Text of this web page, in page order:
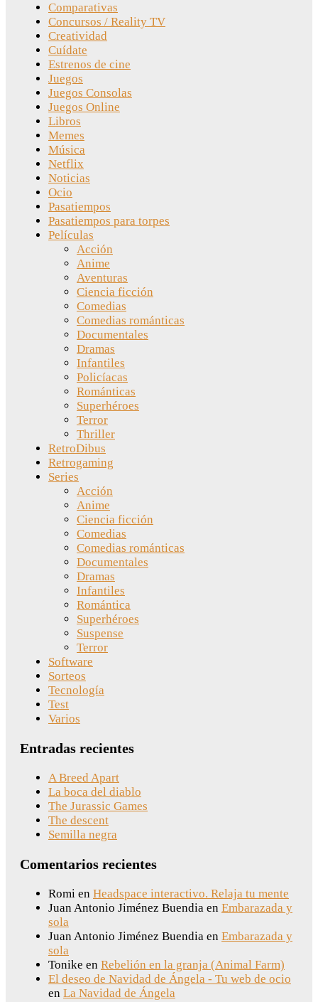
Comparativas
Concursos / Reality TV
Creatividad
Cuídate
Estrenos de cine
Juegos
Juegos Consolas
Juegos Online
Libros
Memes
Música
Netflix
Noticias
Ocio
Pasatiempos
Pasatiempos para torpes
Películas
Acción
Anime
Aventuras
Ciencia ficción
Comedias
Comedias románticas
Documentales
Dramas
Infantiles
Policíacas
Románticas
Superhéroes
Terror
Thriller
RetroDibus
Retrogaming
Series
Acción
Anime
Ciencia ficción
Comedias
Comedias románticas
Documentales
Dramas
Infantiles
Romántica
Superhéroes
Suspense
Terror
Software
Sorteos
Tecnología
Test
Varios
Entradas recientes
A Breed Apart
La boca del diablo
The Jurassic Games
The descent
Semilla negra
Comentarios recientes
Romi en Headspace interactivo. Relaja tu mente
Juan Antonio Jiménez Buendia en Embarazada y
sola
Juan Antonio Jiménez Buendia en Embarazada y
sola
Tonike en Rebelión en la granja (Animal Farm)
El deseo de Navidad de Ángela - Tu web de ocio
en La Navidad de Ángela